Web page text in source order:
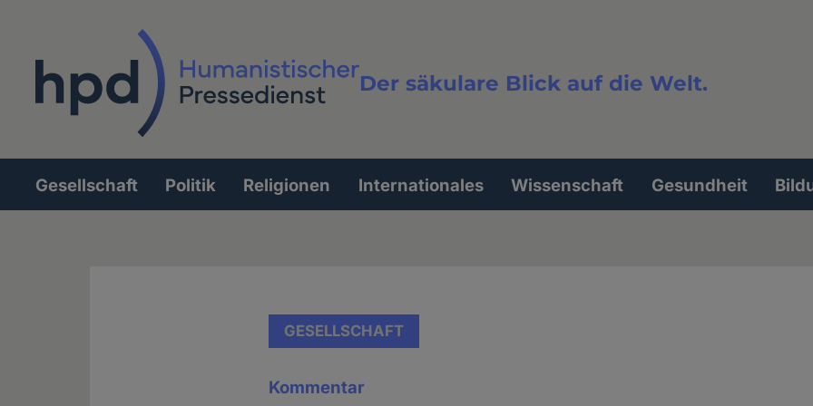
Der säkulare Blick auf die Welt.
Volltextsuche
Hauptnavigation
Gesellschaft Politik Religionen Internationales Wissenschaft Gesundheit
GESELLSCHAFT
Kommentar